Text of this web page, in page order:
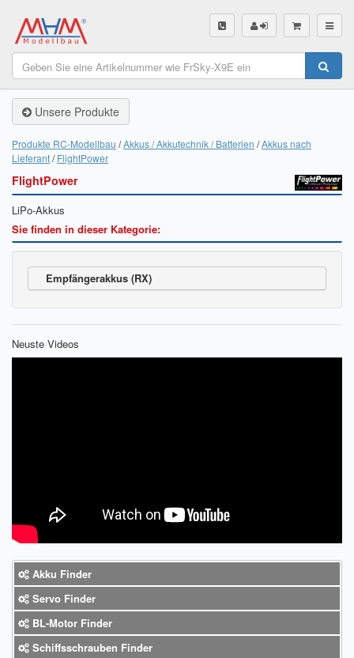
SHOP
Unsere Produkte
Servo Finder
BL-Motor Finder
Schiffsschrauben Finder
Räder Finder
Widerrufsformular
Widerrufsformular
AGB und Kundeninformationen
Datenschutzerklärung
Unsere Produkte
Produkte RC-Modellbau Akkus / Akkutechnik / Batterien Akkus nach
Lieferant FlightPower
FlightPower
LiPo-Akkus
Sie finden in dieser Kategorie:
Empfängerakkus (RX)
Neuste Videos
Akku Finder
Servo Finder
BL-Motor Finder
Schiffsschrauben Finder